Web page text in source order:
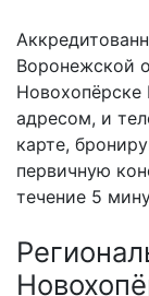
Воронежской
адресом, и
карте,
первичную
течение 5